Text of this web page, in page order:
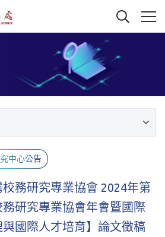
中心公告
校務研究專業協會 2024年第
研究專業協會年會暨國際
國際人才培育】論文徵稿